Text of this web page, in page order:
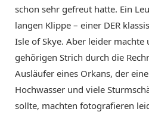
schon sehr gefreut hatte. Ein
langen Klippe – einer DER
Isle of Skye. Aber leider machte
gehörigen Strich durch die
Ausläufer eines Orkans, der
Hochwasser und viele
sollte, machten fotografieren